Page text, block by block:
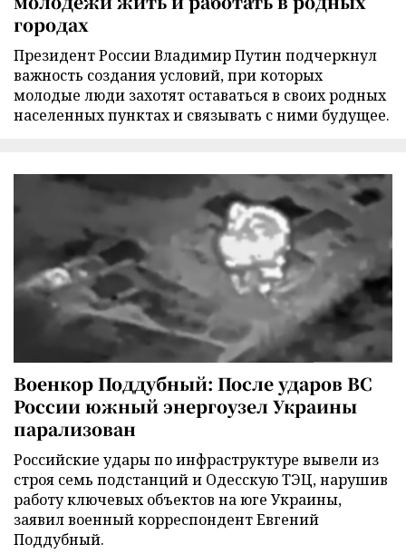
городах
Президент России Владимир Путин подчеркнул
важность создания условий, при которых
молодые люди захотят оставаться в своих родных
населенных пунктах и связывать с ними будущее.
Военкор Поддубный: После ударов ВС
России южный энергоузел Украины
парализован
Российские удары по инфраструктуре вывели из
строя семь подстанций и Одесскую ТЭЦ, нарушив
работу ключевых объектов на юге Украины,
заявил военный корреспондент Евгений
Поддубный.